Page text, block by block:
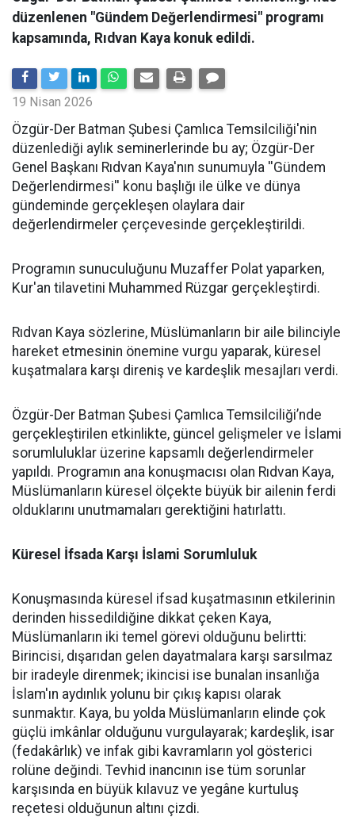
düzenlenen "Gündem Değerlendirmesi" programı
kapsamında, Rıdvan Kaya konuk edildi.
19 Nisan 2026
​Özgür-Der Batman Şubesi Çamlıca Temsilciliği'nin
düzenlediği aylık seminerlerinde bu ay; Özgür-Der
Genel Başkanı Rıdvan Kaya'nın sunumuyla ''Gündem
Değerlendirmesi'' konu başlığı ile ülke ve dünya
gündeminde gerçekleşen olaylara dair
değerlendirmeler çerçevesinde gerçekleştirildi.
Programın sunuculuğunu Muzaffer Polat yaparken,
Kur'an tilavetini Muhammed Rüzgar gerçekleştirdi.
Rıdvan Kaya sözlerine, Müslümanların bir aile bilinciyle
hareket etmesinin önemine vurgu yaparak, küresel
kuşatmalara karşı direniş ve kardeşlik mesajları verdi.
Özgür-Der Batman Şubesi Çamlıca Temsilciliği’nde
gerçekleştirilen etkinlikte, güncel gelişmeler ve İslami
sorumluluklar üzerine kapsamlı değerlendirmeler
yapıldı. Programın ana konuşmacısı olan Rıdvan Kaya,
Müslümanların küresel ölçekte büyük bir ailenin ferdi
olduklarını unutmamaları gerektiğini hatırlattı.
Küresel İfsada Karşı İslami Sorumluluk
Konuşmasında küresel ifsad kuşatmasının etkilerinin
derinden hissedildiğine dikkat çeken Kaya,
Müslümanların iki temel görevi olduğunu belirtti:
Birincisi, dışarıdan gelen dayatmalara karşı sarsılmaz
bir iradeyle direnmek; ikincisi ise bunalan insanlığa
İslam'ın aydınlık yolunu bir çıkış kapısı olarak
sunmaktır. Kaya, bu yolda Müslümanların elinde çok
güçlü imkânlar olduğunu vurgulayarak; kardeşlik, isar
(fedakârlık) ve infak gibi kavramların yol gösterici
rolüne değindi. Tevhid inancının ise tüm sorunlar
karşısında en büyük kılavuz ve yegâne kurtuluş
reçetesi olduğunun altını çizdi.